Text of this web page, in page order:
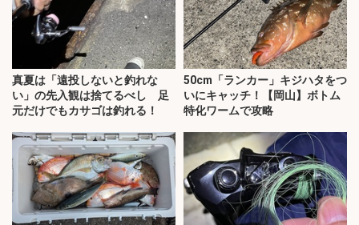
真夏は「遠投しないと釣れな
い」の先入観は捨てるべし 足
元だけでもカサゴは釣れる！
50cm「ランカー」キジハタをつ
いにキャッチ！【岡山】ボトム
特化ワームで攻略